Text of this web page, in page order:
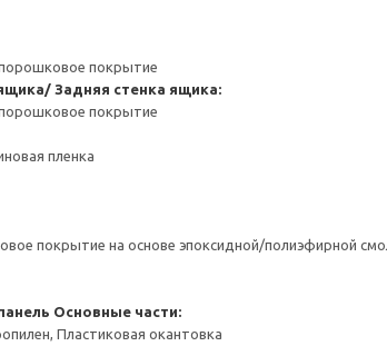
покрытие
Задняя стенка ящика:
покрытие
пленка
покрытие на основе эпоксидной/полиэфирной
Основные части:
Пластиковая окантовка